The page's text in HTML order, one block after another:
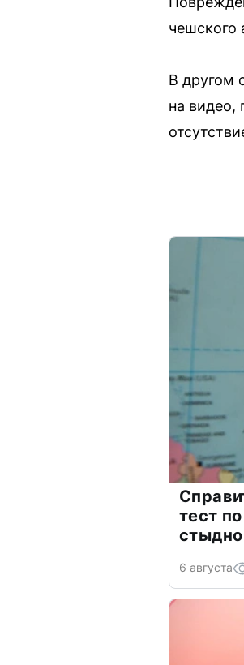
чешского
В другом
на видео,
тест
6 августа